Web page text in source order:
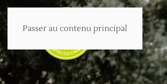
Passer au contenu principal